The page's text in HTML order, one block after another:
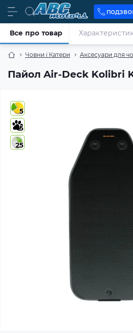
Човни і Катери Аксесуари для
Пайол Air-Deck Kolibri
Все про товар
5
5
25